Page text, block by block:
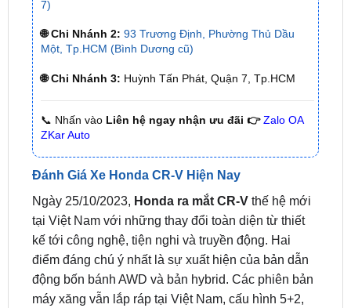
Một, Tp.HCM (Bình Dương cũ)
🌐 Chi Nhánh 3: Huỳnh Tấn Phát, Quận 7, Tp.HCM
📞 Nhấn vàoLiên hệ ngay nhận ưu đãi 👉 Zalo OA
Đánh Giá Xe Honda CR-V Hiện Nay
Ngày 25/10/2023,Honda ra mắt CR-Vthế hệ mới
tại Việt Nam với những thay đổi toàn diện từ thiết
kế tới công nghệ, tiện nghi và truyền động. Hai
điểm đáng chú ý nhất là sự xuất hiện của bản dẫn
động bốn bánh AWD và bản hybrid. Các phiên bản
máy xăng vẫn lắp ráp tại Việt Nam, cấu hình 5+2,
trong khi bản hybrid nhập khẩu Thái Lan, cấu hình
chỉ 5 chỗ.